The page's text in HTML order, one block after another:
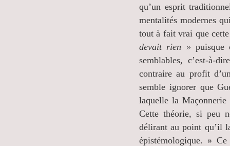
qu’un esprit
mentalités modernes
tout à fait vrai que
devait rien »
semblables, c’est-à-
contraire au profit
semble ignorer que
laquelle la
Cette théorie, si peu
délirant au point qu’il
épistémologique. »